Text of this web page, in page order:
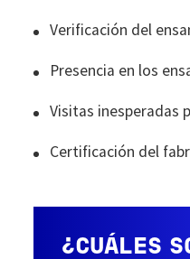
Verificación del
Presencia en los
Visitas inesperadas
Certificación del
¿CUÁLES